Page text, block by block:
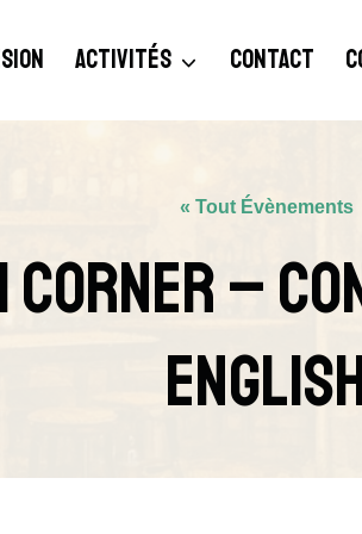
ACTIVITÉS CONTACT
« Tout Évènements
Corner –